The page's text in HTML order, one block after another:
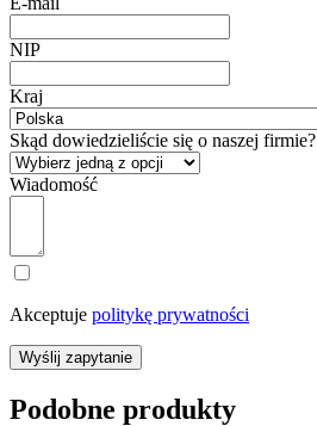
NIP
Kraj
Skąd dowiedzieliście się o naszej firmie?
Wiadomość
Akceptuje politykę prywatności
Wyślij zapytanie
Podobne produkty